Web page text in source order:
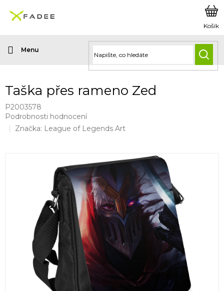
obsah
Taška přes rameno Zed
P2003578
Průměrné
hodnocení
Podrobnosti hodnocení
Značka: League of Legends Art